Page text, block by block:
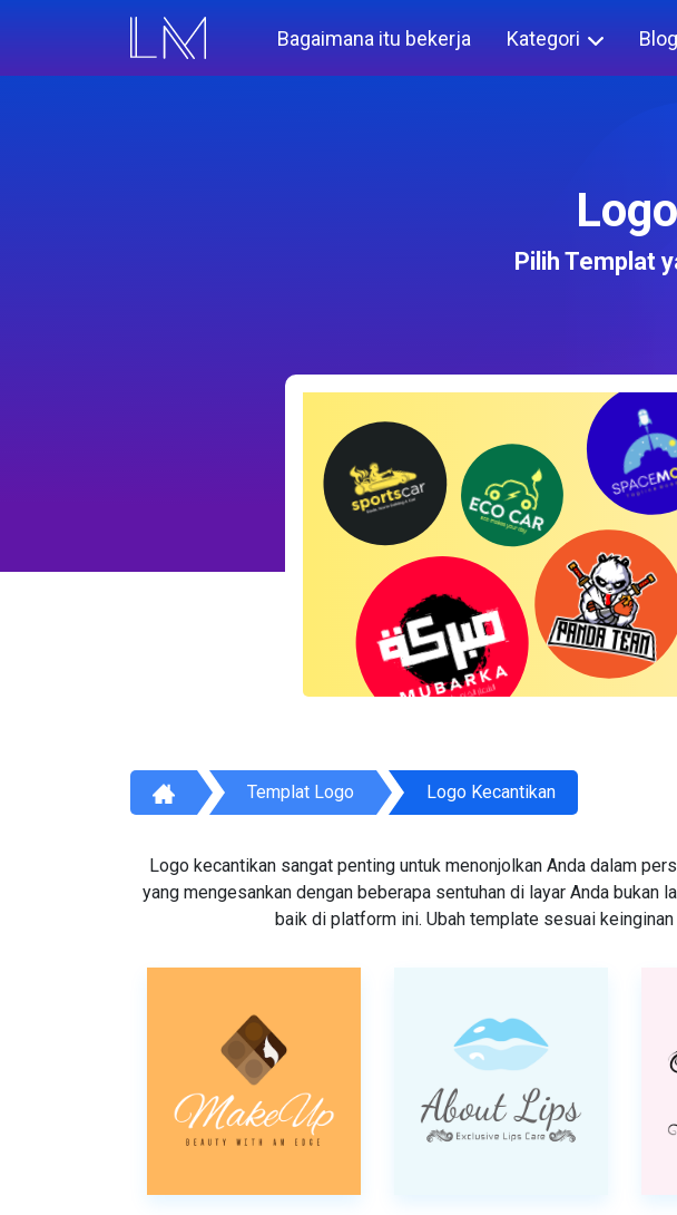
Bagaimana itu bekerja Kategori Blog
Pilih Templat
Templat Logo Logo Kecantikan
Logo kecantikan sangat penting untuk menonjolkan Anda dalam
yang mengesankan dengan beberapa sentuhan di layar Anda
baik di platform ini. Ubah template sesuai